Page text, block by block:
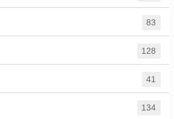
83
128
41
134